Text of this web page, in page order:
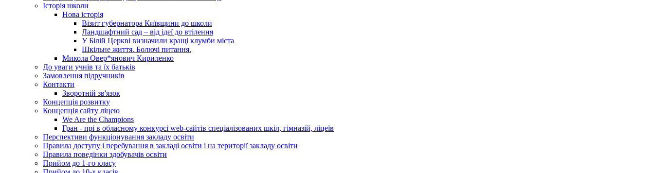
Історія школи
Нова історія
Візит губернатора Київщини до школи
Ландшафтний сад – від ідеї до втілення
У Білій Церкві визначили кращі клумби міста
Шкільне життя. Болючі питання.
Микола Овер*янович Кириленко
До уваги учнів та їх батьків
Замовлення підручників
Контакти
Зворотній зв'язок
Концепція розвитку
Концепція сайту ліцею
We Are the Champions
Гран - прі в обласному конкурсі web-сайтів спеціалізованих шкіл, гімназій, ліцеїв
Перспективи функціонування закладу освіти
Правила доступу і перебування в закладі освіти і на території закладу освіти
Правила поведінки здобувачів освіти
Прийом до 1-го класу